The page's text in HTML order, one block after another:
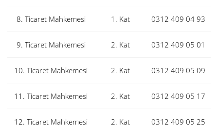
8. Ticaret Mahkemesi 1. Kat 0312 409 04 93
9. Ticaret Mahkemesi 2. Kat 0312 409 05 01
10. Ticaret Mahkemesi 2. Kat 0312 409 05 09
11. Ticaret Mahkemesi 2. Kat 0312 409 05 17
12. Ticaret Mahkemesi 2. Kat 0312 409 05 25